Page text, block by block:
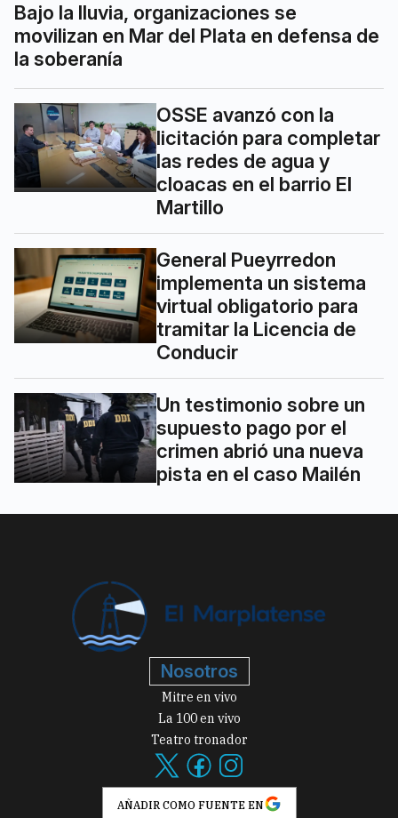
Bajo la lluvia, organizaciones se
movilizan en Mar del Plata en defensa de
la soberanía
OSSE avanzó con la
licitación para completar
las redes de agua y
cloacas en el barrio El
Martillo
General Pueyrredon
implementa un sistema
virtual obligatorio para
tramitar la Licencia de
Conducir
Un testimonio sobre un
supuesto pago por el
crimen abrió una nueva
pista en el caso Mailén
Nosotros
Mitre en vivo
La 100 en vivo
Teatro tronador
AÑADIR COMO FUENTE EN